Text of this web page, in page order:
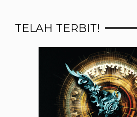
TELAH TERBIT!